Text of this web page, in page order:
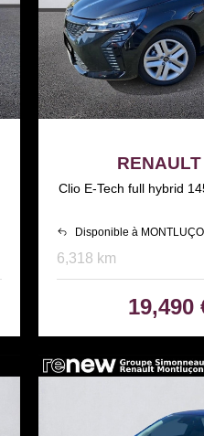
Clio E-Tech full hybrid
Disponible à
6,318 km
19,490